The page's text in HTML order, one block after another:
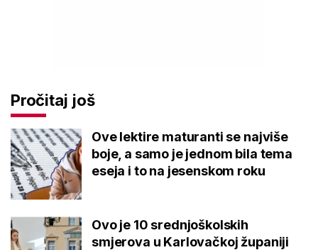
Pročitaj još
Ove lektire maturanti se najviše
boje, a samo je jednom bila tema
eseja i to na jesenskom roku
Ovo je 10 srednjoškolskih
smjerova u Karlovačkoj županiji